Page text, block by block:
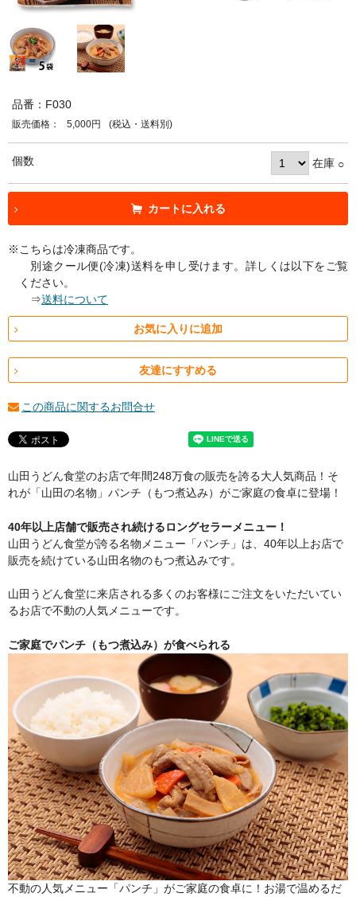
品番：F030
販売価格： 5,000円 (税込・送料別)
個数 在庫 ○
カートに入れる
※こちらは冷凍商品です。
別途クール便(冷凍)送料を申し受けます。詳しくは以下をご覧
ください。
⇒送料について
お気に入りに追加
友達にすすめる
この商品に関するお問合せ
山田うどん食堂のお店で年間248万食の販売を誇る大人気商品！そ
れが「山田の名物」パンチ（もつ煮込み）がご家庭の食卓に登場！
40年以上店舗で販売され続けるロングセラーメニュー！
山田うどん食堂が誇る名物メニュー「パンチ」は、40年以上お店で
販売を続けている山田名物のもつ煮込みです。
山田うどん食堂に来店される多くのお客様にご注文をいただいてい
るお店で不動の人気メニューです。
ご家庭でパンチ（もつ煮込み）が食べられる
不動の人気メニュー「パンチ」がご家庭の食卓に！お湯で温めるだ